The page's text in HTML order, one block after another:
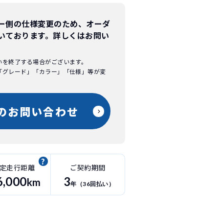
側の仕様変更のため、オーダ
ております。詳しくはお問い
終了する場合がございます。
レード」「カラー」「仕様」等が変
お問い合わせ
走行距離
,000km
ご契約期間
3年（36回払い）